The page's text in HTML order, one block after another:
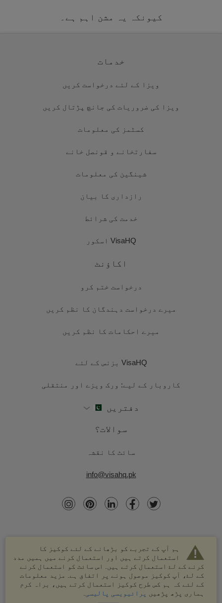
کیونکہ یہ مشن اہم ہے۔
ہم آپ کے تجربے کو بڑھانے کے لئے کوکیز کا
استعمال کرتے ہیں اور استعمال کرنے میں ہمیں مدد
کرنے کے لۓ استعمال کرتے ہیں. اس سائٹ کو استعمال کرنے
کے لۓ، آپ کوکیز موصول ہونے پر اتفاق ہے. مزید معلومات
کے لئے کہ ہم کس طرح کوکیز استعمال کرتے ہیں، براہ کرم
ہماری پڑھ پڑھیں
پرائیویسی پالیسی
خدمات
ویزا کے لئے درخواست کریں
ویزا کی ضروریات کی جانچ پڑتال کریں
کسٹمز کی معلومات
سفارتخانے و قونصل خانے
شینگین کی معلومات
رازداری کا بیان
خدمت کی شرائط
VisaHQ اسکور
اکاؤنٹ
درخواست ختم کرو
میرے درخواست دہندگان کا نظم کریں
میرے احکامات کا نظم کریں
VisaHQ بزنس کے لئے
کاروبار کے لیے: ورک ویزے اور منتقلی
دفتریں
سوالات؟
سائٹ کا نقشہ
info@visahq.pk
© 2003-2026 VisaHQ.com، انک. تمام حقوق محفوظ ہیں۔